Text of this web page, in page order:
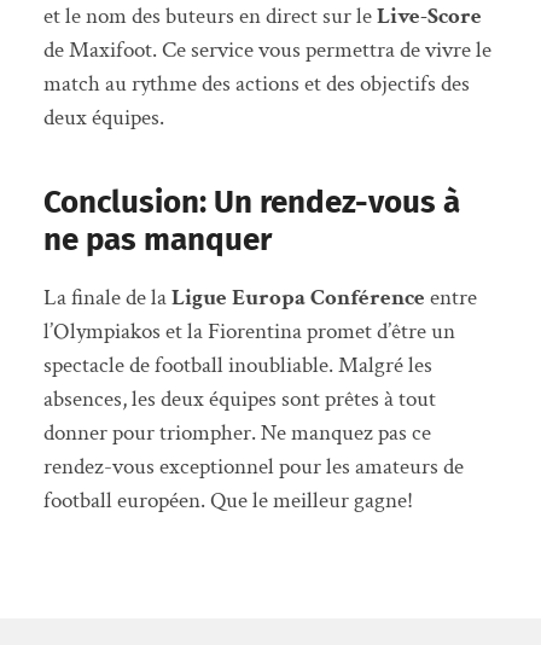
et le nom des buteurs en direct sur leLive-Score
de Maxifoot. Ce service vous permettra de vivre le
match au rythme des actions et des objectifs des
deux équipes.
Conclusion: Un rendez-vous à
ne pas manquer
La finale de laLigue Europa Conférence entre
l’Olympiakos et la Fiorentina promet d’être un
spectacle de football inoubliable. Malgré les
absences, les deux équipes sont prêtes à tout
donner pour triompher. Ne manquez pas ce
rendez-vous exceptionnel pour les amateurs de
football européen. Que le meilleur gagne!